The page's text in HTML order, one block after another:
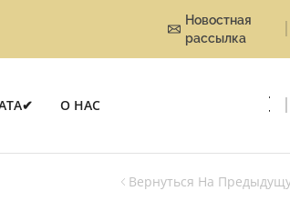
Новостная
рассылка
О НАС
Вернуться На